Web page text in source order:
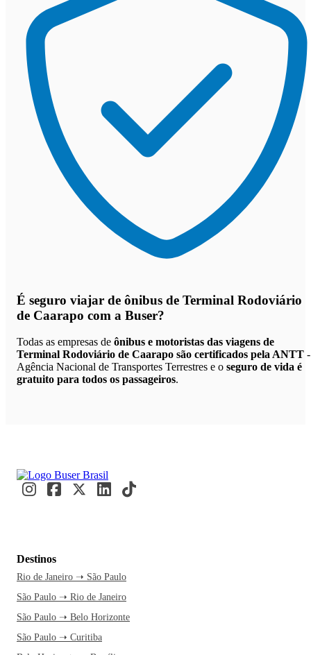
É seguro viajar de ônibus de Terminal Rodoviário
de Caarapo com a Buser?
Todas as empresas de ônibus e motoristas das viagens de
Terminal Rodoviário de Caarapo são certificados pela ANTT -
Agência Nacional de Transportes Terrestres e o seguro de vida é
gratuito para todos os passageiros.
Destinos
Rio de Janeiro ➝ São Paulo
São Paulo ➝ Rio de Janeiro
São Paulo ➝ Belo Horizonte
São Paulo ➝ Curitiba